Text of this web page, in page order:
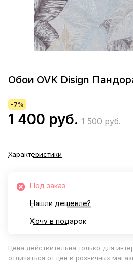
Обои OVK Disign
-7%
1 400 руб. 1 500 руб.
Характеристики
Под заказ
Нашли дешевле?
Хочу в подарок
Цена действительна только для
отличаться от цен в розничных